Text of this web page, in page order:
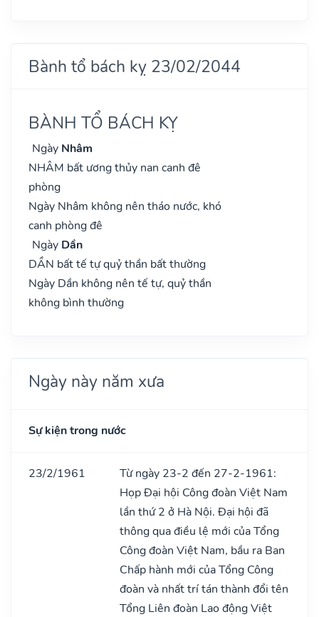
Bành tổ bách kỵ 23/02/2044
BÀNH TỔ BÁCH KỴ
Ngày Nhâm
NHÂM bất ương thủy nan canh đê
phòng
Ngày Nhâm không nên tháo nước, khó
canh phòng đê
Ngày Dần
DẦN bất tế tự quỷ thần bất thường
Ngày Dần không nên tế tự, quỷ thần
không bình thường
Ngày này năm xưa
Sự kiện trong nước
23/2/1961
Từ ngày 23-2 đến 27-2-1961:
Họp Đại hội Công đoàn Việt Nam
lần thứ 2 ở Hà Nội. Đại hội đã
thông qua điều lệ mới của Tổng
Công đoàn Việt Nam, bầu ra Ban
Chấp hành mới của Tổng Công
đoàn và nhất trí tán thành đổi tên
Tổng Liên đoàn Lao động Việt